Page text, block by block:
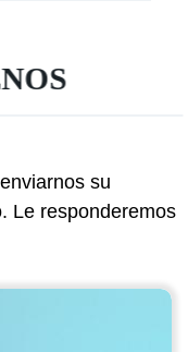
su
Le responderemos